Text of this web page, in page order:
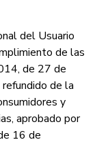
del Usuario
de las
de 27 de
de la
y
aprobado por
16 de